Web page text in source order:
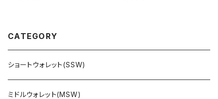
CATEGORY
ショートウォレット(SSW)
ミドルウォレット(MSW)